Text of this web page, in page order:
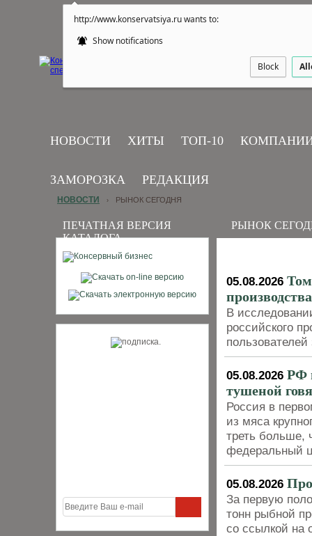
http://www.konservatsiya.ru wants to:
Show notifications
Block
НОВОСТИ ХИТЫ ТОП-10
ЗАМОРОЗКА РЕДАКЦИЯ
ПЕЧАТНАЯ ВЕРСИЯ
КАТАЛОГА
НОВОСТИ › РЫНОК СЕГОДНЯ
РЫНОК
05.08.2026
В
российского
05.08.2026 РФ
тушеной
Россия в
из мяса
треть больше,
федеральный
05.08.2026
За первую
тонн рыбной
со ссылкой на